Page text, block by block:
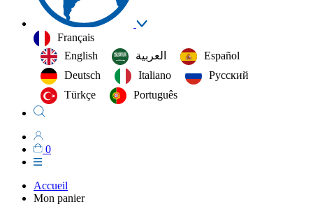
Français
English
العربية‏
Español
Deutsch
Italiano
Русский
Türkçe
Português
0
Accueil
Mon panier